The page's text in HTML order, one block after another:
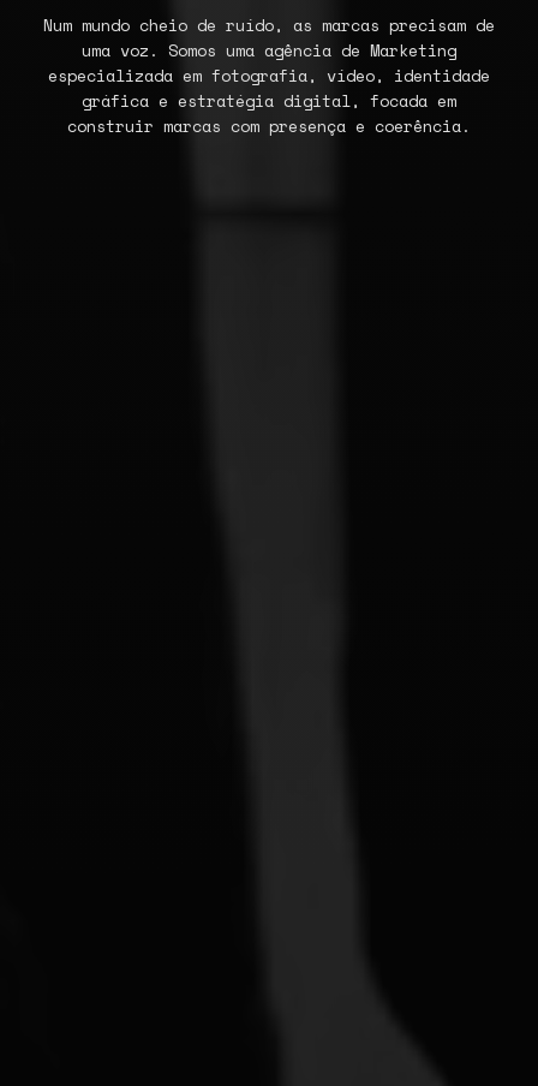
Num mundo cheio de ruído, as marcas precisam de
uma voz. Somos uma agência de Marketing
especializada em fotografia, vídeo, identidade
gráfica e estratégia digital, focada em
construir marcas com presença e coerência.